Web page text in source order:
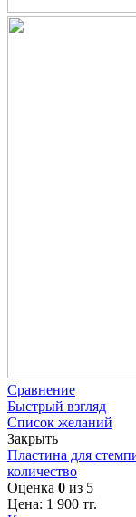
Сравнение
Быстрый взгляд
Список желаний
Закрыть
Пластина для
количество
Оценка 0 из 5
Цена: 1 900 тг.